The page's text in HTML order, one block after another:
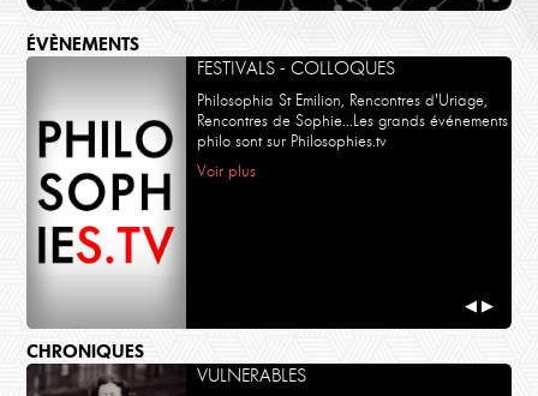
ÉVÈNEMENTS
FESTIVALS - COLLOQUES
Philosophia St Emilion, Rencontres d'Uriage,
Rencontres de Sophie...Les grands événements
philo sont sur Philosophies.tv
Voir plus
◀ ▶
CHRONIQUES
VULNERABLES